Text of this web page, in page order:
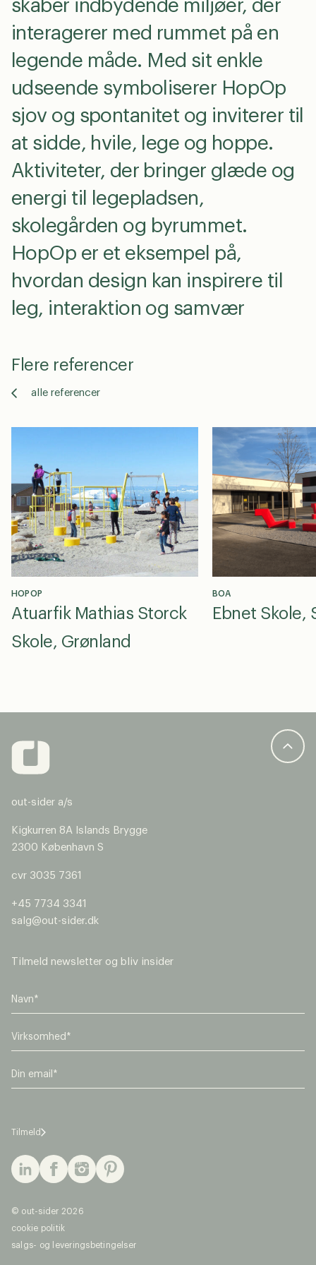
GDPR Agreement *
Jeg accepterer, at mine data gemmes med henblik
på at modtage opfølgning på denne henvendelse
samt tilmelding til out-siders nyhedsbrev. Jeg kan til
enhver tid trække mit samtykke tilbage.
send
skaber indbydende miljøer, der
interagerer med rummet på en
legende måde. Med sit enkle
udseende symboliserer HopOp
sjov og spontanitet og inviterer til
at sidde, hvile, lege og hoppe.
Aktiviteter, der bringer glæde og
energi til legepladsen,
skolegården og byrummet.
HopOp er et eksempel på,
hvordan design kan inspirere til
leg, interaktion og samvær
Flere referencer
alle referencer
HOPOP
Atuarfik Mathias Storck
Skole, Grønland
BOA
Ebnet Skole,
out-sider a/s
Kigkurren 8A Islands Brygge
2300 København S
cvr 3035 7361
+45 7734 3341
salg@out-sider.dk
Tilmeld newsletter og bliv insider
V
k
s
h
d
*
E
Tilmeld
© out-sider 2026
cookie politik
salgs- og leveringsbetingelser